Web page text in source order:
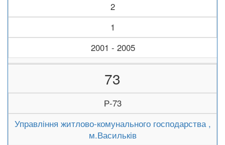
2
1
2001 - 2005
73
Р-73
Управління житлово-комунального господарства ,
м.Васильків